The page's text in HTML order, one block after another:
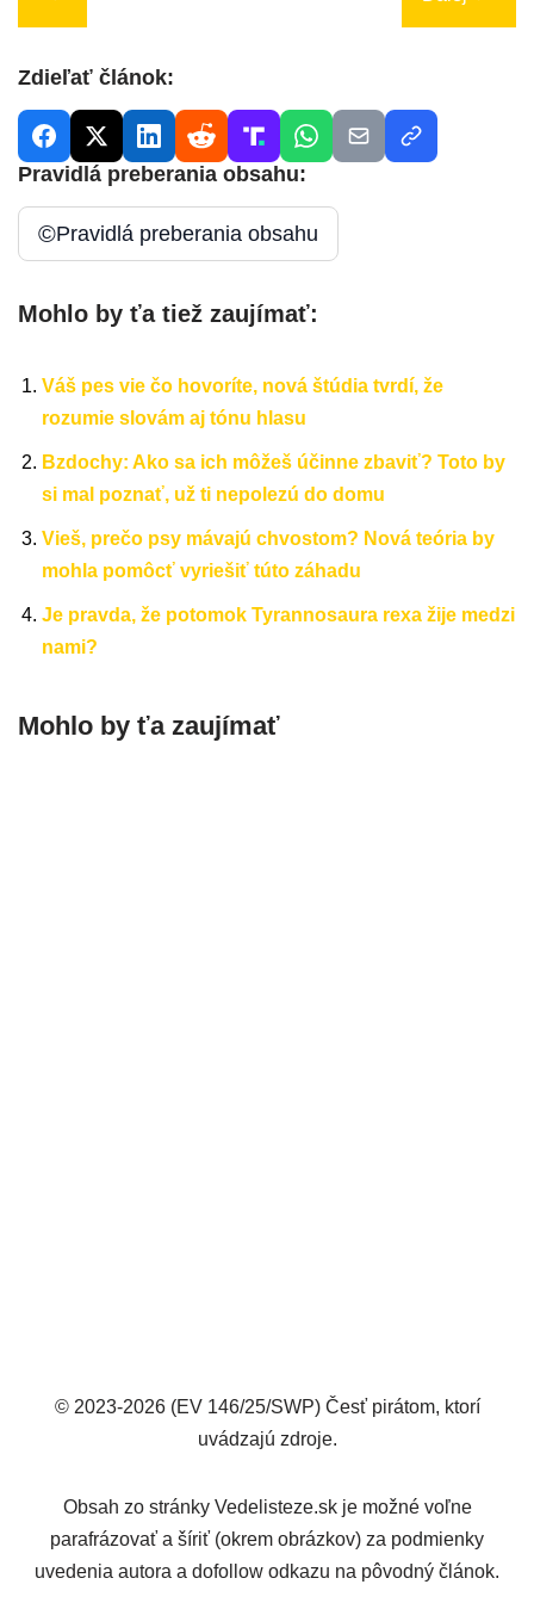
Zdieľať článok:
Pravidlá preberania obsahu:
©Pravidlá preberania obsahu
Mohlo by ťa tiež zaujímať:
Váš pes vie čo hovoríte, nová štúdia tvrdí, že
rozumie slovám aj tónu hlasu
Bzdochy: Ako sa ich môžeš účinne zbaviť? Toto by
si mal poznať, už ti nepolezú do domu
Vieš, prečo psy mávajú chvostom? Nová teória by
mohla pomôcť vyriešiť túto záhadu
Je pravda, že potomok Tyrannosaura rexa žije medzi
nami?
Mohlo by ťa zaujímať
© 2023-2026 (EV 146/25/SWP) Česť pirátom, ktorí
uvádzajú zdroje.
Obsah zo stránky Vedelisteze.sk je možné voľne
parafrázovať a šíriť (okrem obrázkov) za podmienky
uvedenia autora a dofollow odkazu na pôvodný článok.